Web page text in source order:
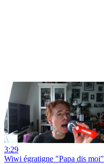
3:29
Wiwi égratigne "Papa dis moi"